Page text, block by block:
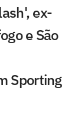
ex-
e São
Sporting